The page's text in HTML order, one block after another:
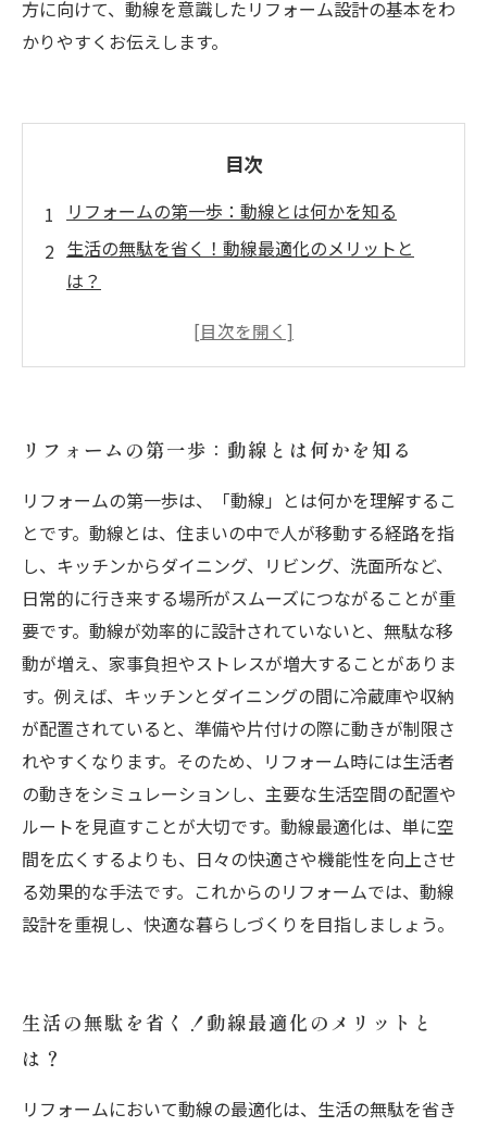
方に向けて、動線を意識したリフォーム設計の基本をわ
かりやすくお伝えします。
目次
リフォームの第一歩：動線とは何かを知る
生活の無駄を省く！動線最適化のメリットと
は？
キッチンからリビングまで、動線設計の具体的
らしの完成
素材やデザインだけじゃない！動線重視の住ま
いづくり
これからのリフォームに必須の動線設計を徹底
解説
リフォームの第一歩：動線とは何かを知る
リフォームの第一歩は、「動線」とは何かを理解するこ
とです。動線とは、住まいの中で人が移動する経路を指
し、キッチンからダイニング、リビング、洗面所など、
日常的に行き来する場所がスムーズにつながることが重
要です。動線が効率的に設計されていないと、無駄な移
動が増え、家事負担やストレスが増大することがありま
す。例えば、キッチンとダイニングの間に冷蔵庫や収納
が配置されていると、準備や片付けの際に動きが制限さ
れやすくなります。そのため、リフォーム時には生活者
の動きをシミュレーションし、主要な生活空間の配置や
ルートを見直すことが大切です。動線最適化は、単に空
間を広くするよりも、日々の快適さや機能性を向上させ
る効果的な手法です。これからのリフォームでは、動線
設計を重視し、快適な暮らしづくりを目指しましょう。
生活の無駄を省く！動線最適化のメリットと
は？
リフォームにおいて動線の最適化は、生活の無駄を省き